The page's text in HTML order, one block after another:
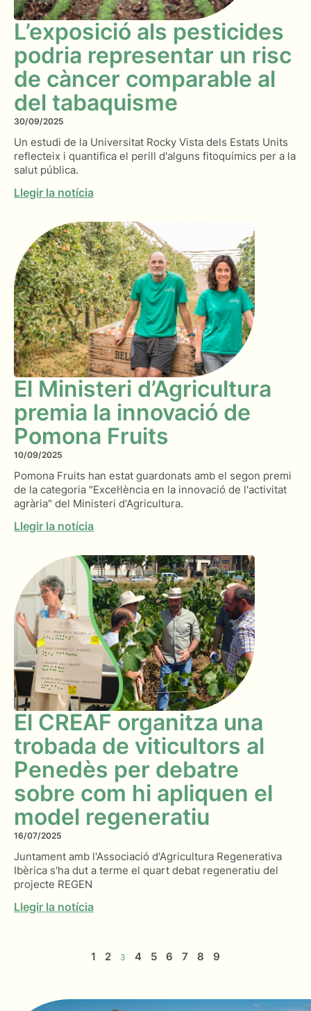
L’exposició als pesticides
podria representar un risc
de càncer comparable al
del tabaquisme
30/09/2025
Un estudi de la Universitat Rocky Vista dels Estats Units
reflecteix i quantifica el perill d'alguns fitoquímics per a la
salut pública.
Llegir la notícia
El Ministeri d’Agricultura
premia la innovació de
Pomona Fruits
10/09/2025
Pomona Fruits han estat guardonats amb el segon premi
de la categoria "Excel·lència en la innovació de l'activitat
agrària" del Ministeri d'Agricultura.
Llegir la notícia
El CREAF organitza una
trobada de viticultors al
Penedès per debatre
sobre com hi apliquen el
model regeneratiu
16/07/2025
Juntament amb l'Associació d'Agricultura Regenerativa
Ibèrica s'ha dut a terme el quart debat regeneratiu del
projecte REGEN
Llegir la notícia
1 2 3 4 5 6 7 8 9